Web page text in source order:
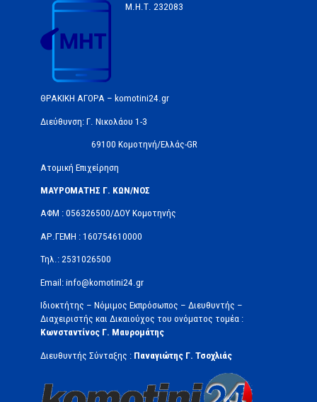
Μ.Η.Τ. 232083
ΘΡΑΚΙΚΗ ΑΓΟΡΑ – komotini24.gr
Διεύθυνση: Γ. Νικολάου 1-3
69100 Κομοτηνή/Ελλάς-GR
Ατομική Επιχείρηση
ΜΑΥΡΟΜΑΤΗΣ Γ. ΚΩΝ/ΝΟΣ
ΑΦΜ : 056326500/ΔOΥ Κομοτηνής
ΑΡ.ΓΕΜΗ : 160754610000
Τηλ.: 2531026500
Email: info@komotini24.gr
Ιδιοκτήτης – Νόμιμος Εκπρόσωπος – Διευθυντής –
Διαχειριστής και Δικαιούχος του ονόματος τομέα :
Κωνσταντίνος Γ. Μαυρομάτης
Διευθυντής Σύνταξης : Παναγιώτης Γ. Τσοχλιάς